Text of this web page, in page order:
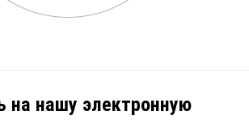
на нашу электронную